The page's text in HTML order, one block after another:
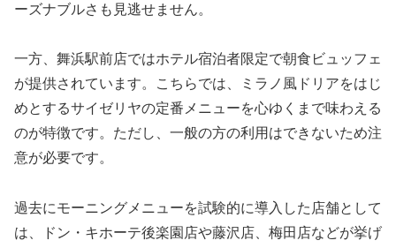
ーズナブルさも見逃せません。
一方、舞浜駅前店ではホテル宿泊者限定で朝食ビュッフェ
が提供されています。こちらでは、ミラノ風ドリアをはじ
めとするサイゼリヤの定番メニューを心ゆくまで味わえる
のが特徴です。ただし、一般の方の利用はできないため注
意が必要です。
過去にモーニングメニューを試験的に導入した店舗として
は、ドン・キホーテ後楽園店や藤沢店、梅田店などが挙げ